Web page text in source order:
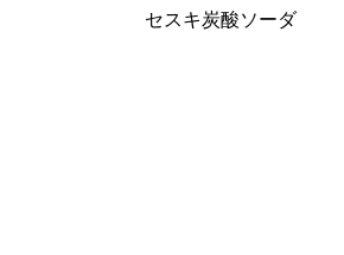
セスキ炭酸ソーダ